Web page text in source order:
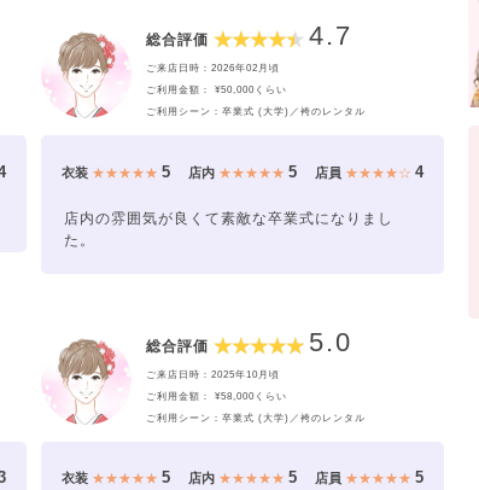
総合評価 4.7
ご来店日時：2026年02月頃
ご利用金額： ¥50,000くらい
ご利用シーン：卒業式 (大学)／袴のレンタル
衣装 ★★★★★5 店内 ★★★★★ 5 店員 ★★★★☆ 4
店内の雰囲気が良くて素敵な卒業式になりまし
た。
総合評価 5.0
ご来店日時：2025年10月頃
ご利用金額： ¥58,000くらい
ご利用シーン：卒業式 (大学)／袴のレンタル
衣装 ★★★★★5 店内 ★★★★★ 5 店員 ★★★★★ 5